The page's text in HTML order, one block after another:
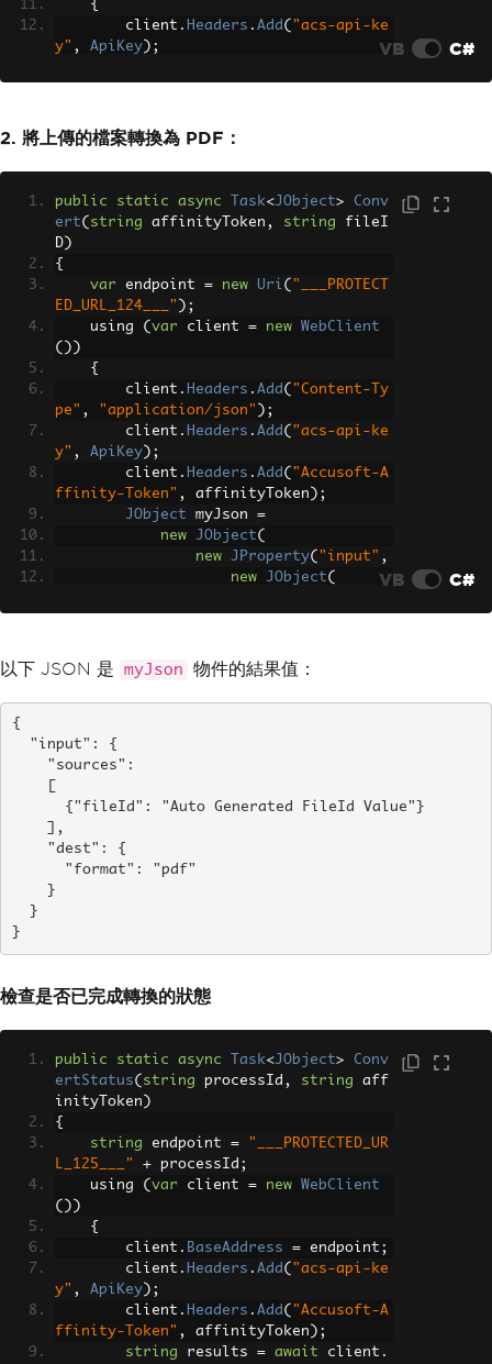
//---Download the converted file f
rom server---
string newFileID = (string)convert
DownloadFromServer
Console . WriteLine ("PDF file create
d successfully...!" );
}
{
        client
. Headers . Add ( "acs-api-ke
y" , ApiKey );
Reader(input.OpenRead
{
var data = reader.ReadByte
(( int reader BaseStream Length
);
var
results await
clien
t. UploadDataTaskAsync endpoint
T"
string
getResult
Encodin
g. ASCII . GetString
);
return
JObject Parse( getRe
sult
VB C#
2. 將上傳的檔案轉換為 PDF：
public static async Task<JObject>
Conv
ert( string affinityToken , string fileI
D )
{
var endpoint = new Uri ( "___PROTECT
ED_URL_124___" );
    using
( var client = new
WebClient
())
{
        client
. Headers . Add ( "Content-Ty
pe" , "application/json" );
        client
. Headers . Add ( "acs-api-ke
y" , ApiKey );
        client
. Headers . Add ( "Accusoft-A
ffinity-Token" , affinityToken );
JObject myJson =
new
JObject(
new
JProperty( "input" ,
new
JObject(
(
bject(
w
JProperty
),
("dest"
,
)
string results = await client.
UploadStringTaskAsync(endpoint,
"POS
T", myJson.
}
}
VB C#
以下 JSON 是 myJson 物件的結果值：
{
}
檢查是否已完成轉換的狀態
public static async Task<JObject>
Conv
ertStatus( string processId , string aff
inityToken )
{
string endpoint =
"___PROTECTED_UR
L_125___"
+ processId ;
    using
( var client = new
WebClient
())
{
        client
. BaseAddress = endpoint ;
        client
. Headers . Add ( "acs-api-ke
y" , ApiKey );
        client
. Headers . Add ( "Accusoft-A
ffinity-Token" , affinityToken );
string results = await client .